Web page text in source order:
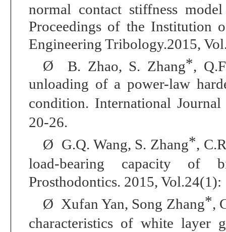
normal contact stiffness
Proceedings of the Institution
Engineering Tribology.2015,
Ø
B. Zhao, S. Zhang*,
unloading of a power-law
condition. International
20-26.
Ø G.Q. Wang, S. Zhang*,
load-bearing capacity of
Prosthodontics. 2015, Vol.24(1):
Ø Xufan Yan, Song Zhang*,
characteristics of white layer